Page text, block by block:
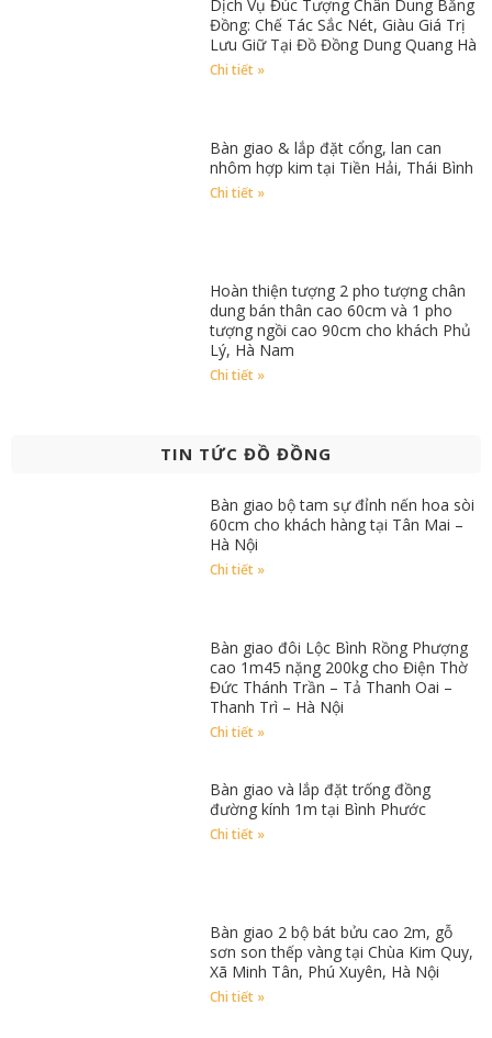
Dịch Vụ Đúc Tượng Chân Dung Bằng
Đồng: Chế Tác Sắc Nét, Giàu Giá Trị
Lưu Giữ Tại Đồ Đồng Dung Quang Hà
Chi tiết »
Bàn giao & lắp đặt cổng, lan can
nhôm hợp kim tại Tiền Hải, Thái Bình
Chi tiết »
Hoàn thiện tượng 2 pho tượng chân
dung bán thân cao 60cm và 1 pho
tượng ngồi cao 90cm cho khách Phủ
Lý, Hà Nam
Chi tiết »
TIN TỨC ĐỒ ĐỒNG
Bàn giao bộ tam sự đỉnh nến hoa sòi
60cm cho khách hàng tại Tân Mai –
Hà Nội
Chi tiết »
Bàn giao đôi Lộc Bình Rồng Phượng
cao 1m45 nặng 200kg cho Điện Thờ
Đức Thánh Trần – Tả Thanh Oai –
Thanh Trì – Hà Nội
Chi tiết »
Bàn giao và lắp đặt trống đồng
đường kính 1m tại Bình Phước
Chi tiết »
Bàn giao 2 bộ bát bửu cao 2m, gỗ
sơn son thếp vàng tại Chùa Kim Quy,
Xã Minh Tân, Phú Xuyên, Hà Nội
Chi tiết »